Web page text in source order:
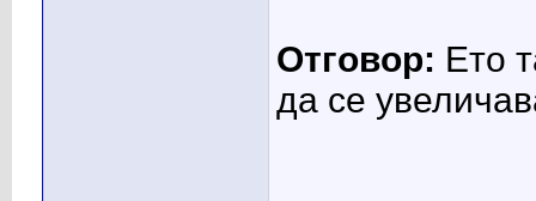
Отговор: Ето
да се